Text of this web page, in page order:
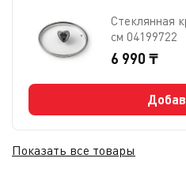
Стеклянная
см 04199722
6 990 ₸
Показать все товары